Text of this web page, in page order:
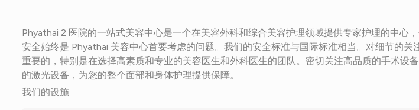
Phyathai 2 医院的一站式美容中心是一个在美容外科和综合美容护理领域提供专家护理的中心
安全始终是 Phyathai 美容中心首要考虑的问题。我们的安全标准与国际标准相当。对细节的关
重要的，特别是在选择高素质和专业的美容医生和外科医生的团队。密切关注高品质的手术设
的激光设备，为您的整个面部和身体护理提供保障。
我们的设施